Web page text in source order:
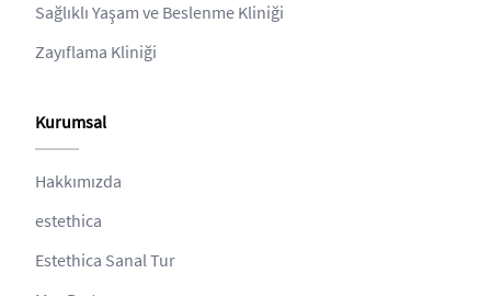
Sağlıklı Yaşam ve Beslenme Kliniği
Zayıflama Kliniği
Kurumsal
Hakkımızda
estethica
Estethica Sanal Tur